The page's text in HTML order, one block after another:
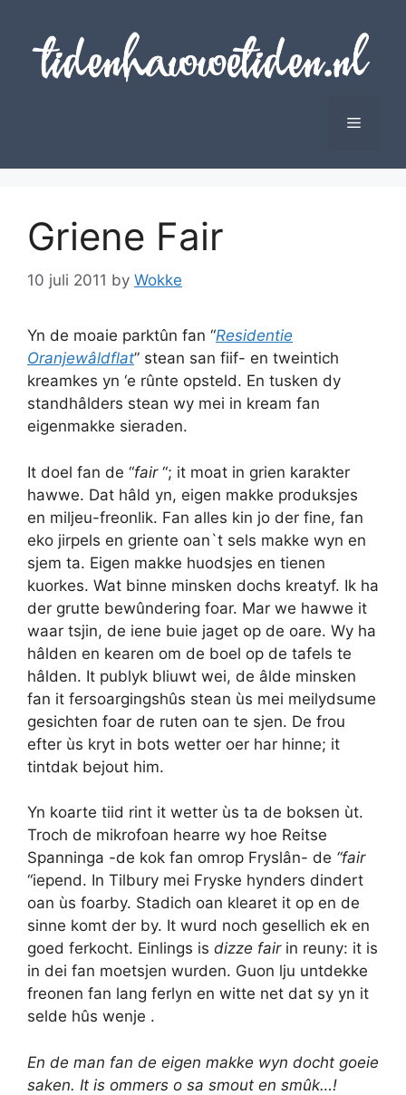
content
Menu
Griene Fair
10 juli 2011 by Wokke
Yn de moaie parktûn fan “Residentie
Oranjewâldflat” stean san fiif- en tweintich
kreamkes yn ‘e rûnte opsteld. En tusken dy
standhâlders stean wy mei in kream fan
eigenmakke sieraden.
It doel fan de “fair“; it moat in grien karakter
hawwe. Dat hâld yn, eigen makke produksjes
en miljeu-freonlik. Fan alles kin jo der fine, fan
eko jirpels en griente oan`t sels makke wyn en
sjem ta. Eigen makke huodsjes en tienen
kuorkes. Wat binne minsken dochs kreatyf. Ik ha
der grutte bewûndering foar. Mar we hawwe it
waar tsjin, de iene buie jaget op de oare. Wy ha
hâlden en kearen om de boel op de tafels te
hâlden. It publyk bliuwt wei, de âlde minsken
fan it fersoargingshûs stean ùs mei meilydsume
gesichten foar de ruten oan te sjen. De frou
efter ùs kryt in bots wetter oer har hinne; it
tintdak bejout him.
Yn koarte tiid rint it wetter ùs ta de boksen ùt.
Troch de mikrofoan hearre wy hoe Reitse
Spanninga -de kok fan omrop Fryslân- de “fair
“iepend. In Tilbury mei Fryske hynders dindert
oan ùs foarby. Stadich oan klearet it op en de
sinne komt der by. It wurd noch gesellich ek en
goed ferkocht. Einlings is dizze fair in reuny: it is
in dei fan moetsjen wurden. Guon lju untdekke
freonen fan lang ferlyn en witte net dat sy yn it
selde hûs wenje .
En de man fan de eigen makke wyn docht goeie
saken. It is ommers o sa smout en smûk…!